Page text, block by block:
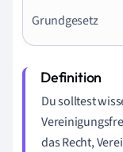
Grundgesetz
Du solltest
das Recht,